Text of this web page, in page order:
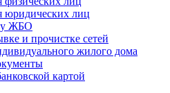
юридических лиц
ЖБО
и прочистке сетей
жилого дома
картой